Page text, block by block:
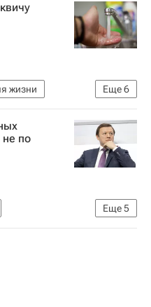
Еще6
жизни
Москвы
не по
Еще5